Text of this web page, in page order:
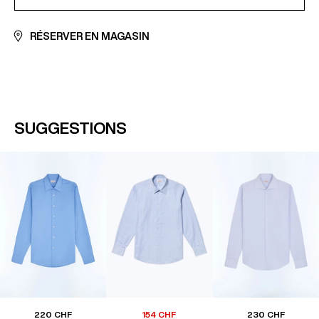
RÉSERVER EN MAGASIN
SUGGESTIONS
220 CHF 154 CHF 230 CHF